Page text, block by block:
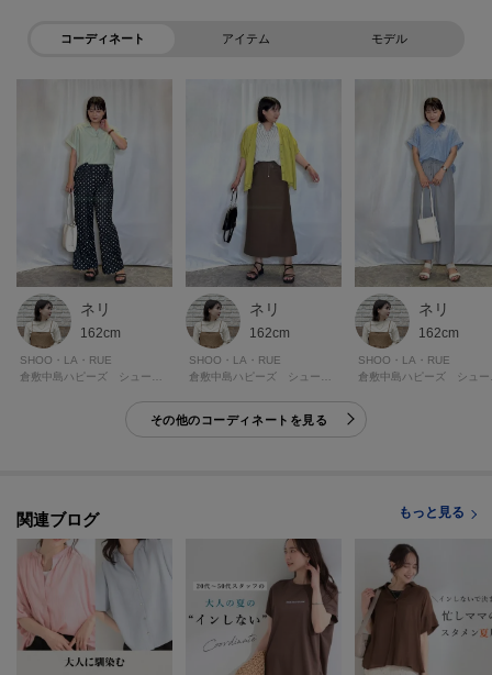
◆洗濯機洗いOK
◆触れた瞬間ひんやりする接触冷感機能
◆抗菌防臭
◆UVカット
※この製品は、太陽光線中の紫外線（UV）を通しにくくします。この効果は
永久的ではありません。
※この製品は、抗菌防臭加工をしております。この効果は永久的ではありま
せん。
※照明の関係により、実際よりも色味が違って見える場合があります。ま
が異なる場合もございます。
[お気に入り登録とは？]
オンラインサイトの各アイテムにある「ハートマーク」を
クリックして簡単に追加できます！
[おすすめPOINT]
コーディネート アイテム モデル
ネリ
162cm
SHOO・LA・RUE
ネリ
162cm
SHOO・LA・RUE
ネリ
162cm
SHOO・LA・RUE
その他のコーディネートを見る
関連ブログ もっと見る